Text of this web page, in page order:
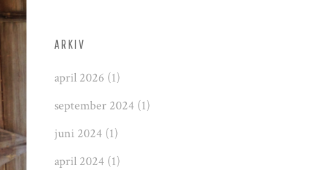
ARKIV
april 2026 (1)
september 2024 (1)
juni 2024 (1)
april 2024 (1)